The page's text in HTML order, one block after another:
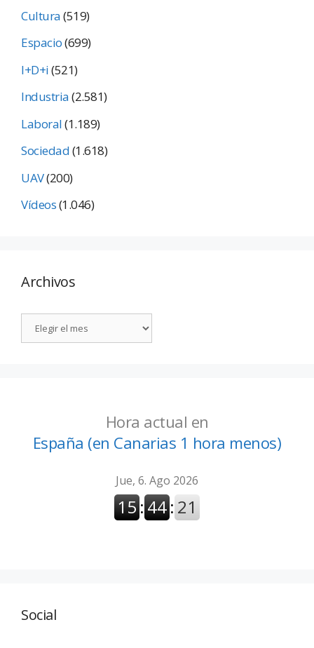
Cultura(519)
Espacio(699)
I+D+i(521)
Industria(2.581)
Laboral(1.189)
Sociedad(1.618)
UAV(200)
Vídeos(1.046)
Archivos
Hora actual en
España (en Canarias 1 hora menos)
Social